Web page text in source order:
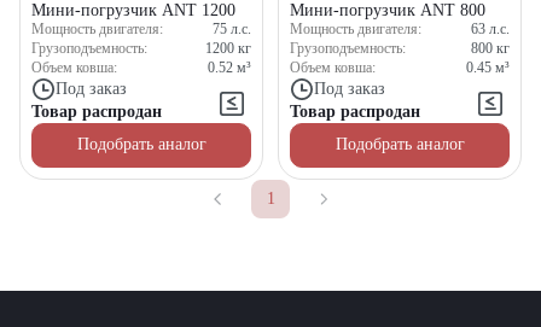
Мини-погрузчик ANT 1200
Мощность двигателя: 75 л.с.
Грузоподъемность:
1200 кг
Объем ковша:
0.52 м³
Под заказ
Товар распродан
Подобрать аналог
Мини-погрузчик ANT 800
Мощность двигателя: 63 л.с.
Грузоподъемность:
800 кг
Объем ковша:
0.45 м³
Под заказ
Товар распродан
Подобрать аналог
1